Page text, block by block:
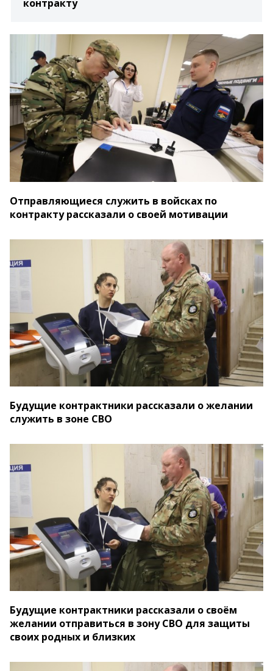
контракту
Отправляющиеся служить в войсках по
контракту рассказали о своей мотивации
Будущие контрактники рассказали о желании
служить в зоне СВО
Будущие контрактники рассказали о своём
желании отправиться в зону СВО для защиты
своих родных и близких